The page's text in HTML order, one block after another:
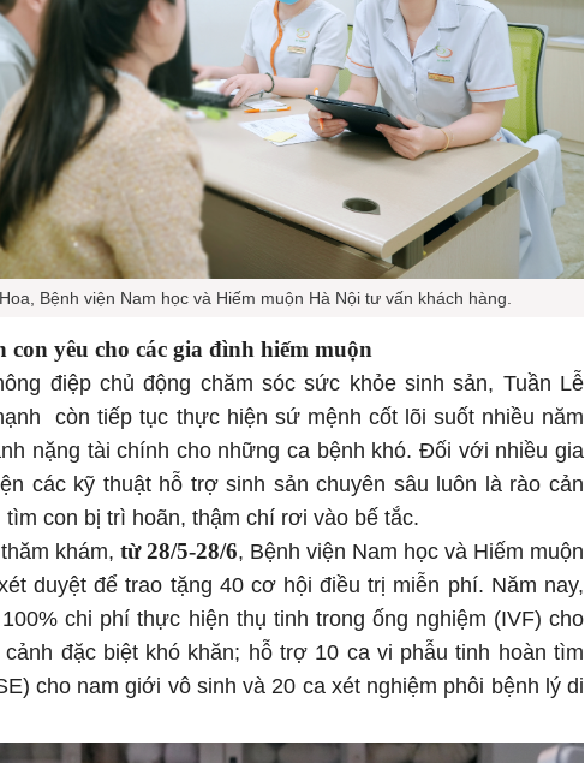
Bệnh viện Nam học và Hiếm muộn Hà Nội tư vấn khách hàng.
yêu cho các gia đình hiếm muộn
điệp chủ động chăm sóc sức khỏe sinh sản, Tuần Lễ
còn tiếp tục thực hiện sứ mệnh cốt lõi suốt nhiều năm
nặng tài chính cho những ca bệnh khó. Đối với nhiều gia
các kỹ thuật hỗ trợ sinh sản chuyên sâu luôn là rào cản
tìm con bị trì hoãn, thậm chí rơi vào bế tắc.
khám, từ 28/5-28/6, Bệnh viện Nam học và Hiếm muộn
duyệt để trao tặng 40 cơ hội điều trị miễn phí. Năm nay,
chi phí thực hiện thụ tinh trong ống nghiệm (IVF) cho
đặc biệt khó khăn; hỗ trợ 10 ca vi phẫu tinh hoàn tìm
cho nam giới vô sinh và 20 ca xét nghiệm phôi bệnh lý di